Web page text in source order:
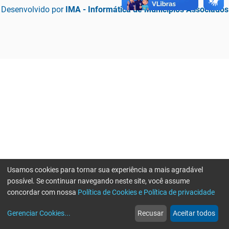
Desenvolvido por IMA - Informática de Municípios Associados
web
Notícias
more_horiz
Mais
Usamos cookies para tornar sua experiência a mais agradável
possível. Se continuar navegando neste site, você assume
concordar com nossa Política de Cookies e Política de privacidade
Gerenciar Cookies... Recusar Aceitar todos
Erro ao enviar informações, por favor tente novamente